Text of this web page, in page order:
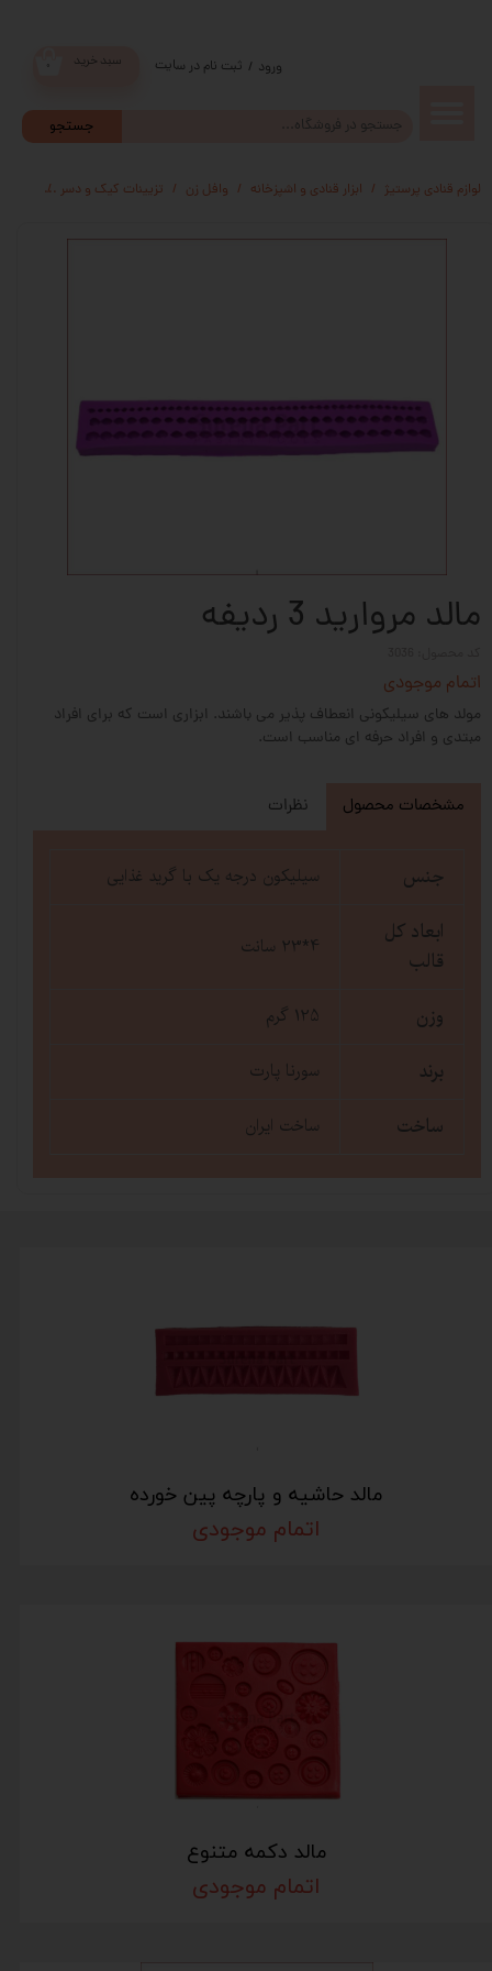
جستجو
سبد خرید ورود / ثبت نام در سایت
حساب
کاربری
لوازم قنادی پرستیژ ابزار قنادی و اشپزخانه وافل زن تزیینات کیک و دسر
مالد مروارید 3 ردیفه
اتمام موجودی
مولد های سیلیکونی انعطاف پذیر می باشند. ابزاری است که برای افراد
مبتدی و افراد حرفه ای مناسب است.
مشخصات محصول نظرات
جنس سیلیکون درجه یک با گرید غذایی
ابعاد کل
قالب
4*23 سانت
وزن 125 گرم
برند سورنا پارت
ساخت ساخت ایران
مالد حاشیه و پارچه پین خورده
اتمام موجودی
مالد دکمه متنوع
اتمام موجودی